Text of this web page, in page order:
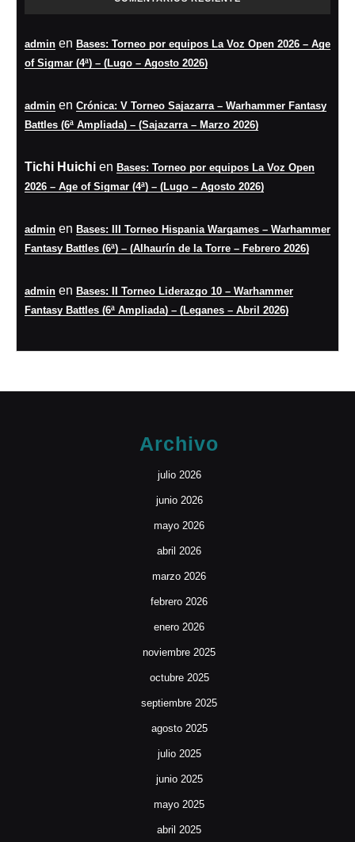
admin en Bases: Torneo por equipos La Voz Open 2026 – Age
of Sigmar (4ª) – (Lugo – Agosto 2026)
admin en Crónica: V Torneo Sajazarra – Warhammer Fantasy
Battles (6ª Ampliada) – (Sajazarra – Marzo 2026)
Tichi Huichi en Bases: Torneo por equipos La Voz Open
2026 – Age of Sigmar (4ª) – (Lugo – Agosto 2026)
admin en Bases: III Torneo Hispania Wargames – Warhammer
Fantasy Battles (6ª) – (Alhaurín de la Torre – Febrero 2026)
admin en Bases: II Torneo Liderazgo 10 – Warhammer
Fantasy Battles (6ª Ampliada) – (Leganes – Abril 2026)
Archivo
julio 2026
junio 2026
mayo 2026
abril 2026
marzo 2026
febrero 2026
enero 2026
noviembre 2025
octubre 2025
septiembre 2025
agosto 2025
julio 2025
junio 2025
mayo 2025
abril 2025